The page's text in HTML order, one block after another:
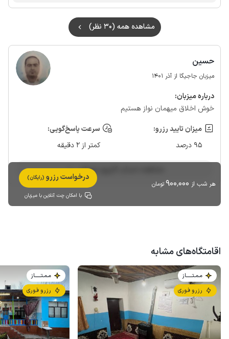
مشاهده همه (30 نظر)
حسین
میزبان جاجیگا از آذر 1401
درباره‌ میزبان:
خوش اخلاق میهمان نواز هستیم
میزان تایید رزرو:
95 درصد
سرعت پاسخ‌گویی:
کمتر از 2 دقیقه
مشاهده حساب کاربری میزبان
هر شب از 900٬000تومان
درخواست رزرو (رایگان)
با امکان چت آنلاین با میزبان
اقامتگاه‌های مشابه
مـمـتــــــاز
رزرو فوری
مـمـتــــــاز
رزرو فوری